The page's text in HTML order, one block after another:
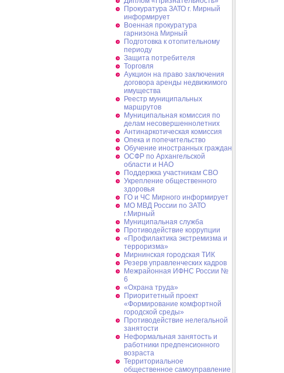
Прокуратура ЗАТО г. Мирный
информирует
Военная прокуратура
гарнизона Мирный
Подготовка к отопительному
периоду
Защита потребителя
Торговля
Аукцион на право заключения
договора аренды недвижимого
имущества
Реестр муниципальных
маршрутов
Муниципальная комиссия по
делам несовершеннолетних
Антинаркотическая комиссия
Опека и попечительство
Обучение иностранных граждан
ОСФР по Архангельской
области и НАО
Поддержка участникам СВО
Укрепление общественного
здоровья
ГО и ЧС Мирного информирует
МО МВД России по ЗАТО
г.Мирный
Муниципальная cлужба
Противодействие коррупции
«Профилактика экстремизма и
терроризма»
Мирнинская городская ТИК
Резерв управленческих кадров
Межрайонная ИФНС России №
6
«Охрана труда»
Приоритетный проект
«Формирование комфортной
городской среды»
Противодействие нелегальной
занятости
Неформальная занятость и
работники предпенсионного
возраста
Территориальное
общественное самоуправление